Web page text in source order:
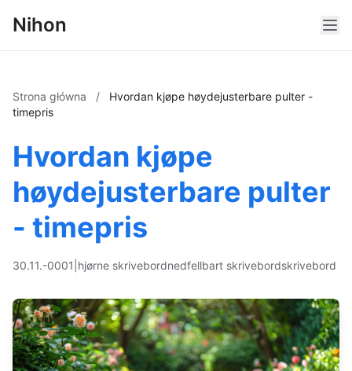
Nihon
Strona główna /
Hvordan kjøpe høydejusterbare pulter -
timepris
Hvordan kjøpe
høydejusterbare pulter
- timepris
30.11.-0001 hjørne skrivebordnedfellbart skrivebordskrivebord